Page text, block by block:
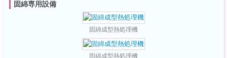
固綿専用設備
固綿成型熱処理機
固綿成型熱処理機